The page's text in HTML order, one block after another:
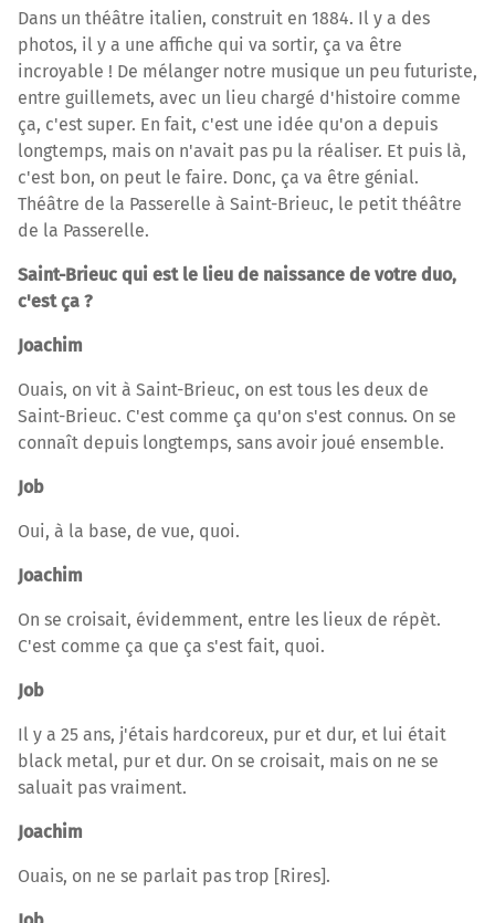
Dans un théâtre italien, construit en 1884. Il y a des
photos, il y a une affiche qui va sortir, ça va être
incroyable ! De mélanger notre musique un peu futuriste,
entre guillemets, avec un lieu chargé d'histoire comme
ça, c'est super. En fait, c'est une idée qu'on a depuis
longtemps, mais on n'avait pas pu la réaliser. Et puis là,
c'est bon, on peut le faire. Donc, ça va être génial.
Théâtre de la Passerelle à Saint-Brieuc, le petit théâtre
de la Passerelle.
Saint-Brieuc qui est le lieu de naissance de votre duo,
c'est ça ?
Joachim
Ouais, on vit à Saint-Brieuc, on est tous les deux de
Saint-Brieuc. C'est comme ça qu'on s'est connus. On se
connaît depuis longtemps, sans avoir joué ensemble.
Job
Oui, à la base, de vue, quoi.
Joachim
On se croisait, évidemment, entre les lieux de répèt.
C'est comme ça que ça s'est fait, quoi.
Job
Il y a 25 ans, j'étais hardcoreux, pur et dur, et lui était
black metal, pur et dur. On se croisait, mais on ne se
saluait pas vraiment.
Joachim
Ouais, on ne se parlait pas trop [Rires].